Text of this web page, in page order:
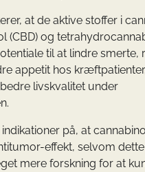
at de aktive stoffer i
(CBD) og
til at lindre smerte,
appetit hos
livskvalitet under
på, at
effekt, selvom
mere forskning for at